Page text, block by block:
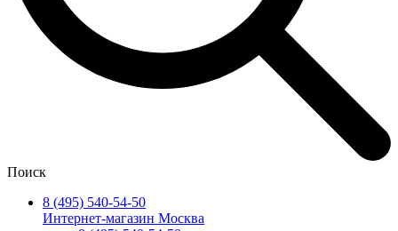
Поиск
8 (495) 540-54-50
Интернет-магазин Москва